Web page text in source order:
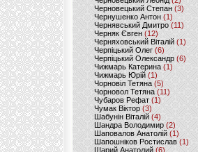
Черновецький Степан (3)
Чернушенко Антон (1)
Чернявський Дмитро(11)
Черняк Євген(12)
Черняховський Віталій (1)
Черпіцький Олег (6)
Черпіцький Олександр (6)
Чижмарь Катерина (1)
Чижмарь Юрій (1)
Чорновіл Тетяна (5)
Чорновол Тетяна (11)
Чубаров Рефат (1)
Чумак Віктор(3)
Шабунін Віталій (4)
Шандра Володимир (2)
Шаповалов Анатолій(1)
Шапошніков Ростислав(1)
Шарий Анатолий(6)